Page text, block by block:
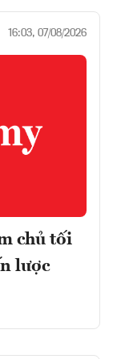
16:03, 07/08/2026
chủ tối
lược